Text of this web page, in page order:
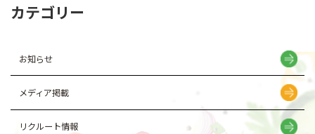
カテゴリー
お知らせ
メディア掲載
リクルート情報